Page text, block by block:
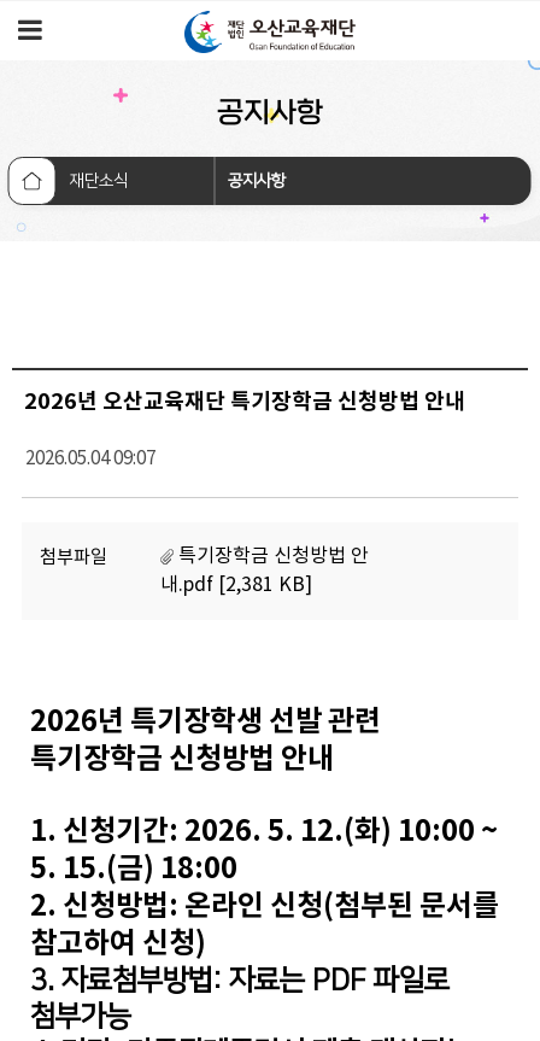
재단소식 공지사항
공지사항
2026년 오산교육재단 특기장학금 신청방법 안내
2026.05.04 09:07
첨부파일
특기장학금 신청방법 안
내.pdf [2,381 KB]
2026년 특기장학생 선발 관련
특기장학금 신청방법 안내
1. 신청기간: 2026. 5. 12.(화) 10:00 ~
5. 15.(금) 18:00
2. 신청방법: 온라인 신청(첨부된 문서를
참고하여 신청)
3. 자료첨부방법 : 자료는 PDF파일로
첨부가능